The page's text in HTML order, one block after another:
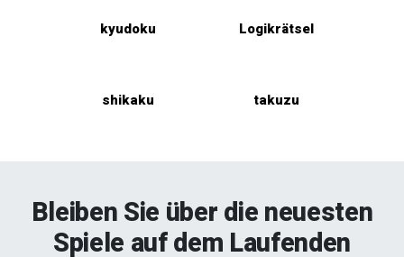
kyudoku Logikrätsel
shikaku takuzu
Bleiben Sie über die neuesten
Spiele auf dem Laufenden